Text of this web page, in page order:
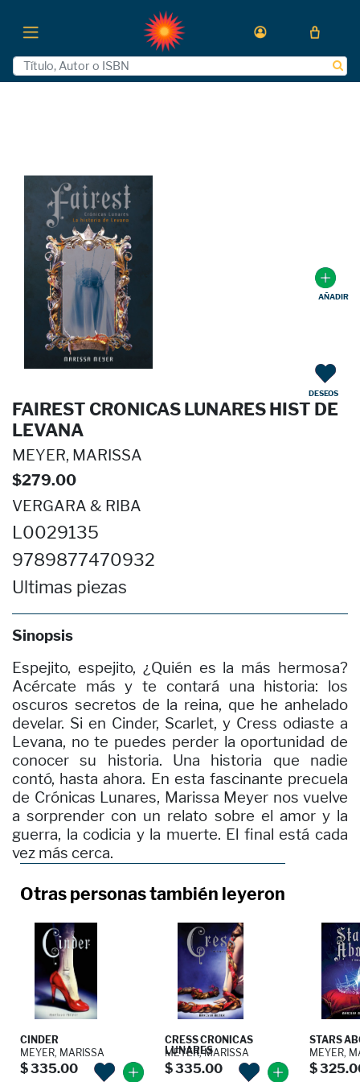
FAIREST CRONICAS LUNARES HIST DE
LEVANA
MEYER, MARISSA
$279.00
VERGARA & RIBA
L0029135
9789877470932
Ultimas piezas
Sinopsis
AÑADIR
DESEOS
Espejito, espejito, ¿Quién es la más hermosa?
Acércate más y te contará una historia: los
oscuros secretos de la reina, que he anhelado
develar. Si en Cinder, Scarlet, y Cress odiaste a
Levana, no te puedes perder la oportunidad de
conocer su historia. Una historia que nadie
contó, hasta ahora. En esta fascinante precuela
de Crónicas Lunares, Marissa Meyer nos vuelve
a sorprender con un relato sobre el amor y la
guerra, la codicia y la muerte. El final está cada
vez más cerca.
Otras personas también leyeron
CINDER
MEYER, MARISSA
$ 335.00
CRESS CRONICAS
LUNARES
MEYER, MARISSA
$ 335.00
STARS
MEYER,
$